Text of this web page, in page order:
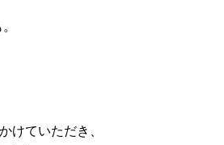
けていただき、